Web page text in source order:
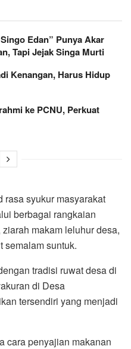
Edan” Punya Akar
Tapi Jejak Singa Murti
Kenangan, Harus Hidup
ke PCNU, Perkuat
syukur masyarakat
berbagai rangkaian
makam leluhur desa,
semalam suntuk.
tradisi ruwat desa di
di Desa
tersendiri yang menjadi
cara penyajian makanan